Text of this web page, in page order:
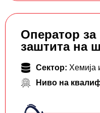
Оператор
заштита на
Сектор: Хемија
Ниво на